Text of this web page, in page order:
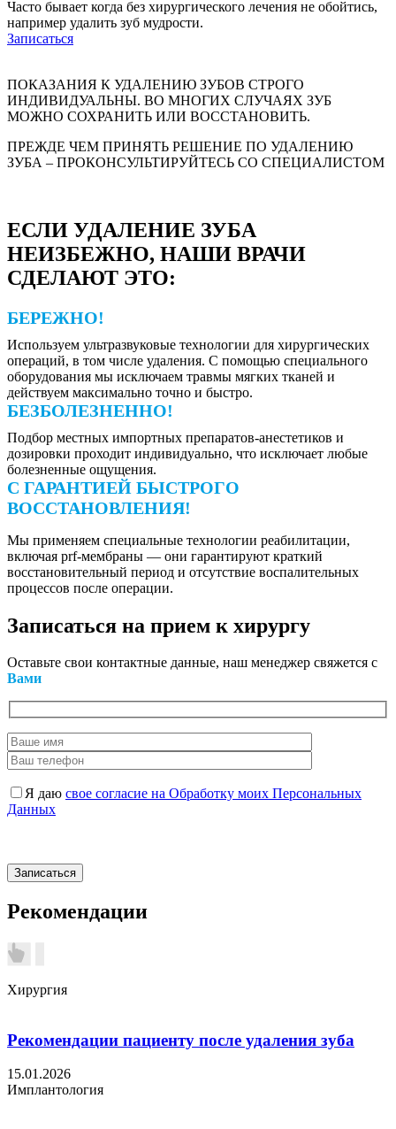
Часто бывает когда без хирургического лечения не обойтись,
например удалить зуб мудрости.
Записаться
ПОКАЗАНИЯ К УДАЛЕНИЮ ЗУБОВ СТРОГО
ИНДИВИДУАЛЬНЫ. ВО МНОГИХ СЛУЧАЯХ ЗУБ
МОЖНО СОХРАНИТЬ ИЛИ ВОССТАНОВИТЬ.
ПРЕЖДЕ ЧЕМ ПРИНЯТЬ РЕШЕНИЕ ПО УДАЛЕНИЮ
ЗУБА – ПРОКОНСУЛЬТИРУЙТЕСЬ СО СПЕЦИАЛИСТОМ
ЕСЛИ УДАЛЕНИЕ ЗУБА
НЕИЗБЕЖНО, НАШИ ВРАЧИ
СДЕЛАЮТ ЭТО:
БЕРЕЖНО!
Используем ультразвуковые технологии для хирургических
операций, в том числе удаления. С помощью специального
оборудования мы исключаем травмы мягких тканей и
действуем максимально точно и быстро.
БЕЗБОЛЕЗНЕННО!
Подбор местных импортных препаратов-анестетиков и
дозировки проходит индивидуально, что исключает любые
болезненные ощущения.
С ГАРАНТИЕЙ БЫСТРОГО
ВОССТАНОВЛЕНИЯ!
Мы применяем специальные технологии реабилитации,
включая prf-мембраны — они гарантируют краткий
восстановительный период и отсутствие воспалительных
процессов после операции.
Записаться на прием к хирургу
Оставьте свои контактные данные, наш менеджер свяжется с
Вами
Я даю свое согласие на Обработку моих Персональных
Данных
Рекомендации
Хирургия
Рекомендации пациенту после удаления зуба
15.01.2026
Имплантология